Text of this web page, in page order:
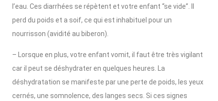
l’eau. Ces diarrhées se répètent et votre enfant “se vide”. Il
perd du poids et a soif, ce qui est inhabituel pour un
nourrisson (avidité au biberon).
– Lorsque en plus, votre enfant vomit, il faut être très vigilant
car il peut se déshydrater en quelques heures. La
déshydratation se manifeste par une perte de poids, les yeux
cernés, une somnolence, des langes secs. Si ces signes